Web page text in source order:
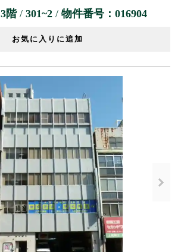
3階 / 301~2 / 物件番号：016904
お気に入りに追加